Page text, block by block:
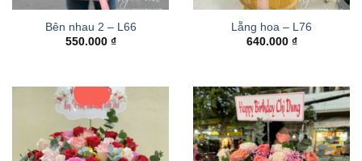
Bên nhau 2 – L66
550.000 ₫
Lẵng hoa – L76
640.000 ₫